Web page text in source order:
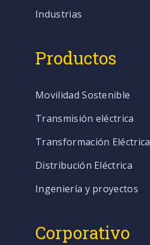
Industrias
Productos
Movilidad Sostenible
Transmisión eléctrica
Transformación Eléctrica
Distribución Eléctrica
Ingeniería y proyectos
Corporativo